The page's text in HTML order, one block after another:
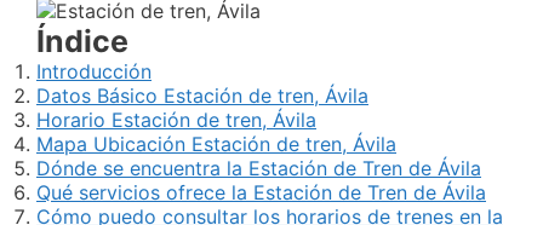
Índice
Introducción
Datos Básico Estación de tren, Ávila
Horario Estación de tren, Ávila
Mapa Ubicación Estación de tren, Ávila
Dónde se encuentra la Estación de Tren de Ávila
Qué servicios ofrece la Estación de Tren de Ávila
Cómo puedo consultar los horarios de trenes en la